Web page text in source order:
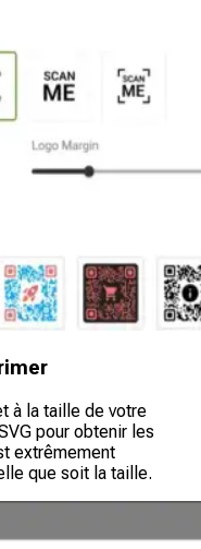
à la taille de votre
pour obtenir les
extrêmement
que soit la taille.